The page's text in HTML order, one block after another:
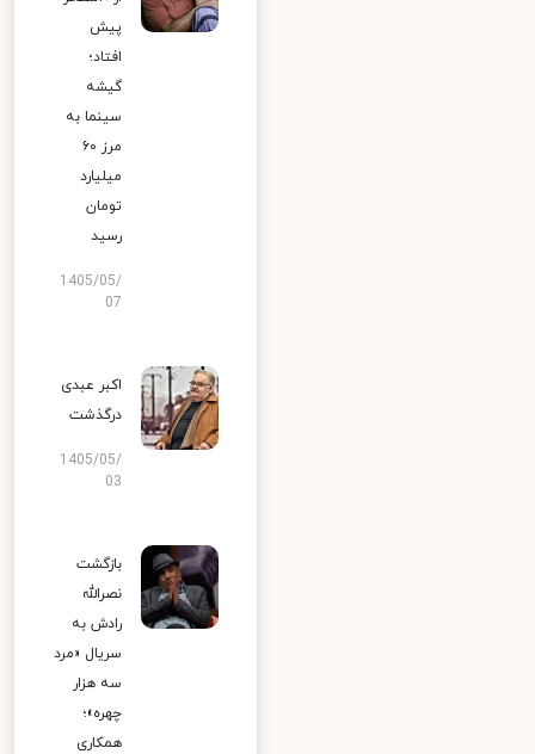
پیش
افتاد؛
گیشه
سینما به
مرز ۶۰
میلیارد
تومان
رسید
1405/05/
07
اکبر عبدی
درگذشت
1405/05/
03
بازگشت
نصرالله
رادش به
سریال «مرد
سه هزار
چهره»؛
همکاری